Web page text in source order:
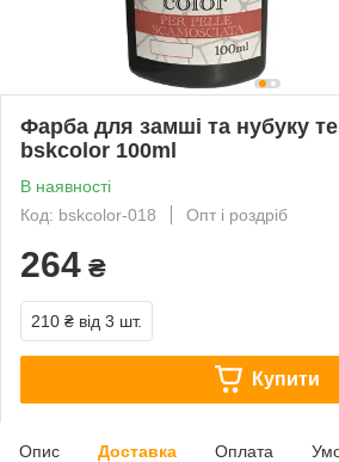
Фарба для замші та нубуку
bskcolor 100ml
В наявності
Код: bskcolor-018
Опт і роздріб
264 ₴
210 ₴ від 3 шт.
Купити
Опис Доставка Оплата